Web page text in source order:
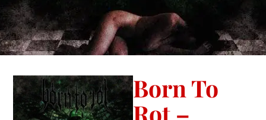
Born To
Rot –